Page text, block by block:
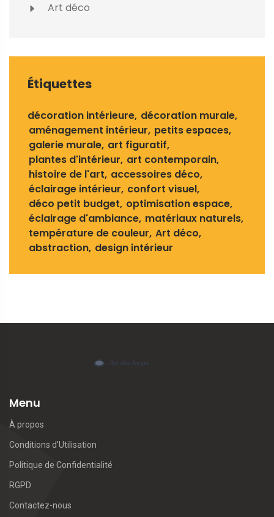
Art déco
Étiquettes
décoration intérieure décoration murale
aménagement intérieur petits espaces
galerie murale art figuratif
plantes d'intérieur art contemporain
histoire de l'art accessoires déco
éclairage intérieur confort visuel
déco petit budget optimisation espace
éclairage d'ambiance matériaux naturels
température de couleur Art déco
abstraction design intérieur
Menu
À propos
Conditions d'Utilisation
Politique de Confidentialité
RGPD
Contactez-nous